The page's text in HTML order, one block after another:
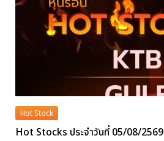
Hot Stock
Hot Stocks ประจำวันที่ 05/08/2569